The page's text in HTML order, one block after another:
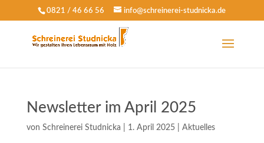
0821 / 46 66 56 info@schreinerei-studnicka.de
Newsletter im April 2025
von Schreinerei Studnicka 1. April 2025| Aktuelles